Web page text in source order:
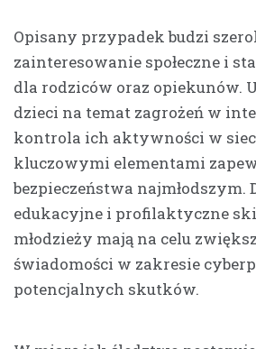
Opisany przypadek budzi
zainteresowanie społeczne i
dla rodziców oraz opiekunów.
dzieci na temat zagrożeń w
kontrola ich aktywności w
kluczowymi elementami
bezpieczeństwa najmłodszym.
edukacyjne i profilaktyczne
młodzieży mają na celu
świadomości w zakresie
potencjalnych skutków.